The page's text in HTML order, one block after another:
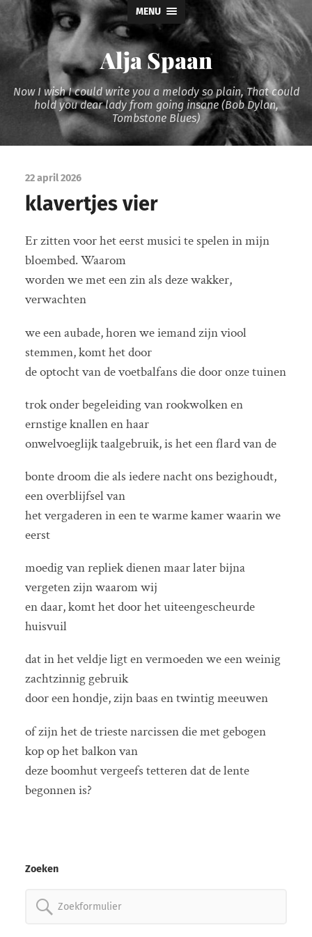
MENU
Alja Spaan
Now I wish I could write you a melody so plain, That could
hold you dear lady from going insane (Bob Dylan,
Tombstone Blues)
22 april 2026
klavertjes vier
Er zitten voor het eerst musici te spelen in mijn
bloembed. Waarom
worden we met een zin als deze wakker,
verwachten
we een aubade, horen we iemand zijn viool
stemmen, komt het door
de optocht van de voetbalfans die door onze tuinen
trok onder begeleiding van rookwolken en
ernstige knallen en haar
onwelvoeglijk taalgebruik, is het een flard van de
bonte droom die als iedere nacht ons bezighoudt,
een overblijfsel van
het vergaderen in een te warme kamer waarin we
eerst
moedig van repliek dienen maar later bijna
vergeten zijn waarom wij
en daar, komt het door het uiteengescheurde
huisvuil
dat in het veldje ligt en vermoeden we een weinig
zachtzinnig gebruik
door een hondje, zijn baas en twintig meeuwen
of zijn het de trieste narcissen die met gebogen
kop op het balkon van
deze boomhut vergeefs tetteren dat de lente
begonnen is?
Zoeken
Zoeken